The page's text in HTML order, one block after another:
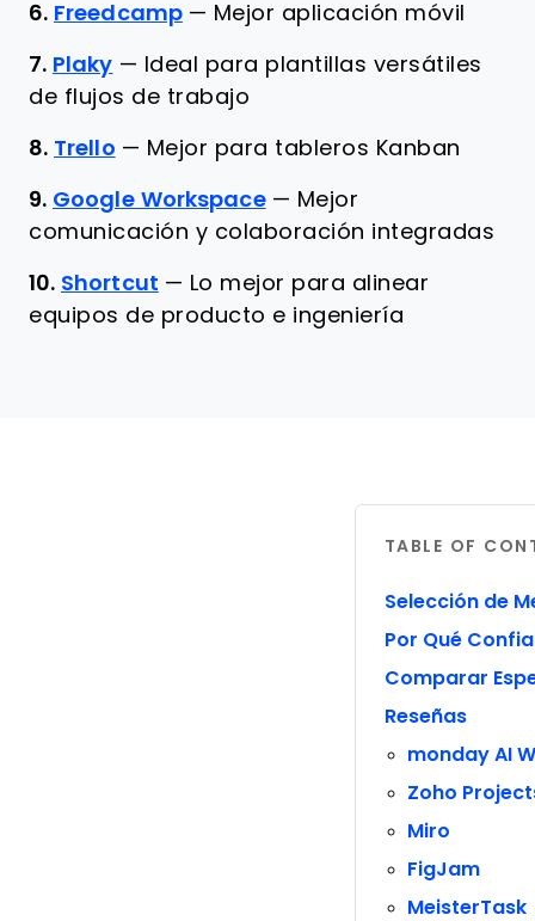
6. Freedcamp — Mejor aplicación móvil
7. Plaky — Ideal para plantillas versátiles
de flujos de trabajo
8. Trello — Mejor para tableros Kanban
9. Google Workspace — Mejor
comunicación y colaboración integradas
10. Shortcut — Lo mejor para alinear
equipos de producto e ingeniería
TABLE OF
Selección de
Por Qué
Comparar
Reseñas
monday AI
Zoho
Miro
FigJam
MeisterTask